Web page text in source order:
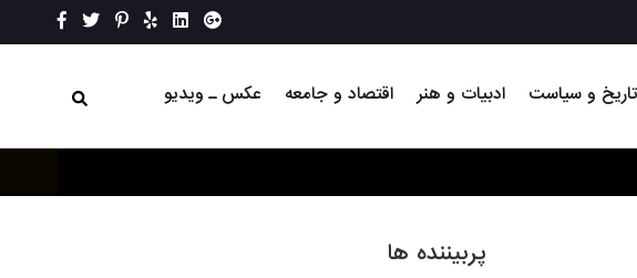
تاریخ و سیاست ادبیات و هنر اقتصاد و جامعه عکس ـ ویدیو
پربیننده ها